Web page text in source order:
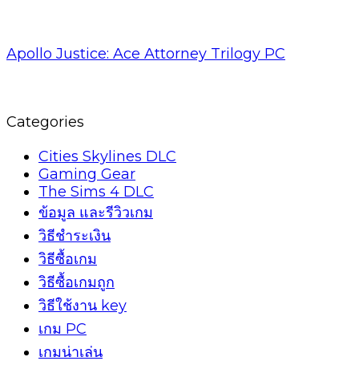
Apollo Justice: Ace Attorney Trilogy PC
Categories
Cities Skylines DLC
Gaming Gear
The Sims 4 DLC
ข้อมูล และรีวิวเกม
วิธีชำระเงิน
วิธีซื้อเกม
วิธีซื้อเกมถูก
วิธีใช้งาน key
เกม PC
เกมน่าเล่น